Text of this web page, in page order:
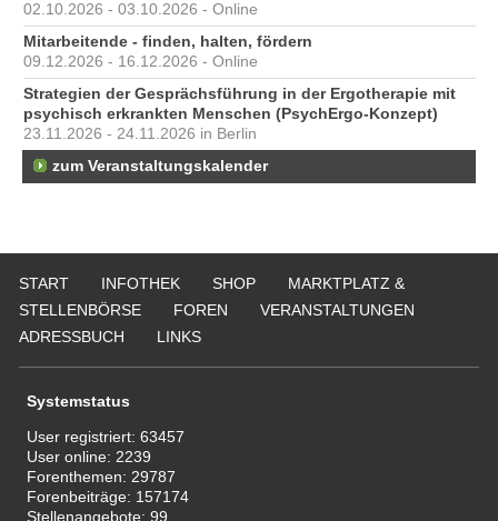
02.10.2026 - 03.10.2026 - Online
Mitarbeitende - finden, halten, fördern
09.12.2026 - 16.12.2026 - Online
Strategien der Gesprächsführung in der Ergotherapie mit
psychisch erkrankten Menschen (PsychErgo-Konzept)
23.11.2026 - 24.11.2026 in Berlin
zum Veranstaltungskalender
START INFOTHEK SHOP
MARKTPLATZ &
STELLENBÖRSE
FOREN
VERANSTALTUNGEN
ADRESSBUCH
LINKS
Systemstatus
User registriert:63457
User online: 2239
Forenthemen: 29787
Forenbeiträge: 157174
Stellenangebote:99